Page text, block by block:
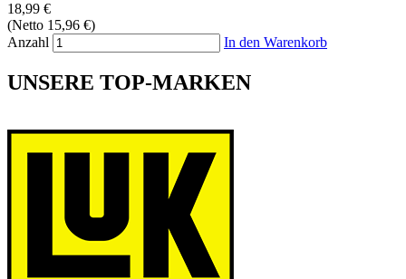
18,99 €
(Netto 15,96 €)
Anzahl
In den Warenkorb
UNSERE TOP-MARKEN